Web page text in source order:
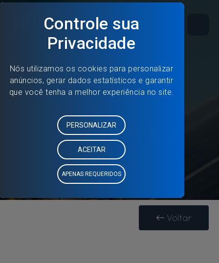
Especificações
Voltar